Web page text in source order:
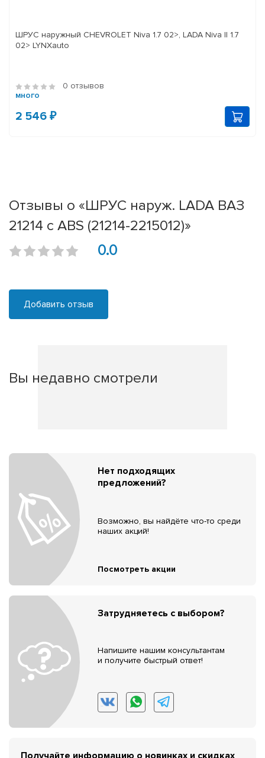
ШРУС наружный CHEVROLET Niva 1.7 02>, LADA Niva II 1.7
02> LYNXauto
0 отзывов
много
2 546 ₽
Отзывы о «ШРУС наруж. LADA ВАЗ
21214 с ABS (21214-2215012)»
0.0
Добавить отзыв
Вы недавно смотрели
Нет подходящих
предложений?
Возможно, вы найдёте что-то среди
наших акций!
Посмотреть акции
Затрудняетесь с выбором?
Напишите нашим консультантам
и получите быстрый ответ!
Получайте информацию о новинках и скидках